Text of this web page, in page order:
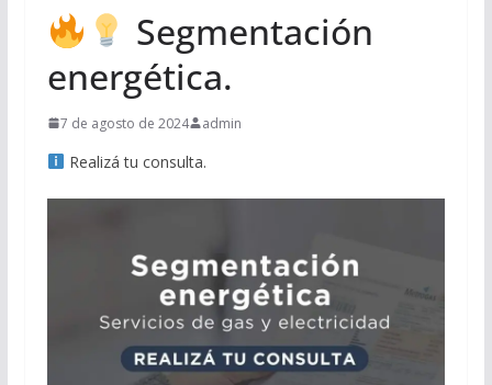
Segmentación
energética.
7 de agosto de 2024 admin
Realizá tu consulta.